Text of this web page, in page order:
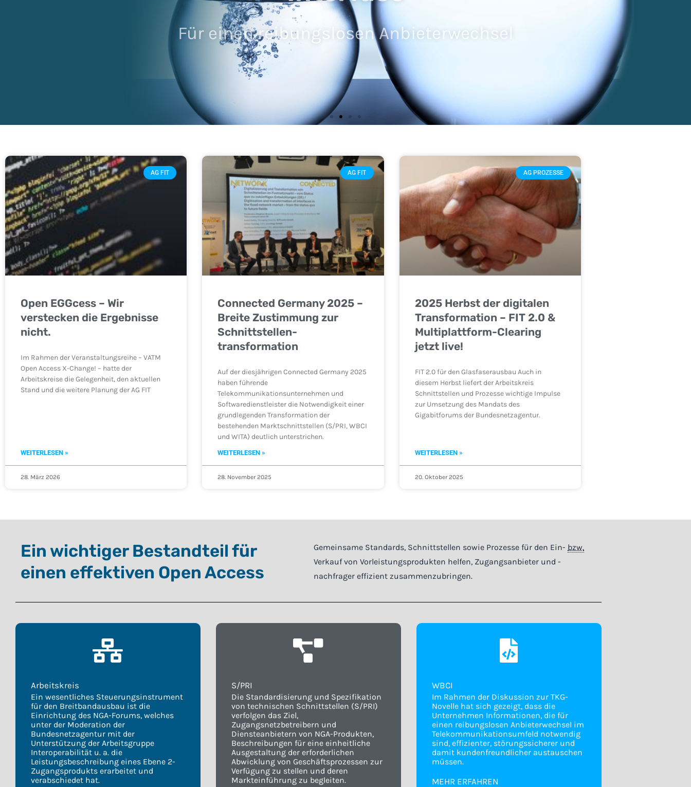
AG FIT
Open EGGcess – Wir
verstecken die Ergebnisse
nicht.
Im Rahmen der Veranstaltungsreihe – VATM
Open Access X-Change! – hatte der
Arbeitskreise die Gelegenheit, den aktuellen
Stand und die weitere Planung der AG FIT
WEITERLESEN »
28. März 2026
AG FIT
Connected Germany 2025 –
Breite Zustimmung zur
Schnittstellen-
transformation
Auf der diesjährigen Connected Germany 2025
haben führende
Telekommunikationsunternehmen und
Softwaredienstleister die Notwendigkeit einer
grundlegenden Transformation der
bestehenden Marktschnittstellen (S/PRI, WBCI
und WITA) deutlich unterstrichen.
WEITERLESEN »
28. November 2025
AG PROZESSE
2025 Herbst der digitalen
Transformation – FIT 2.0 &
Multiplattform-Clearing
jetzt live!
FIT 2.0 für den Glasfaserausbau Auch in
diesem Herbst liefert der Arbeitskreis
Schnittstellen und Prozesse wichtige Impulse
zur Umsetzung des Mandats des
Gigabitforums der Bundesnetzagentur.
WEITERLESEN »
20. Oktober 2025
Ein wichtiger Bestandteil für
einen effektiven Open Access
Gemeinsame Standards, Schnittstellen sowie Prozesse für den Ein- bzw.
Verkauf von Vorleistungsprodukten helfen, Zugangsanbieter und -
nachfrager effizient zusammenzubringen.
Arbeitskreis
Ein wesentliches Steuerungsinstrument
für den Breitbandausbau ist die
Einrichtung des NGA-Forums, welches
unter der Moderation der
Bundesnetzagentur mit der
Unterstützung der Arbeitsgruppe
Interoperabilität u. a. die
Leistungsbeschreibung eines Ebene 2-
Zugangsprodukts erarbeitet und
verabschiedet hat.
S/PRI
Die Standardisierung und Spezifikation
von technischen Schnittstellen (S/PRI)
verfolgen das Ziel,
Zugangsnetzbetreibern und
Diensteanbietern von NGA-Produkten,
Beschreibungen für eine einheitliche
Ausgestaltung der erforderlichen
Abwicklung von Geschäftsprozessen zur
Verfügung zu stellen und deren
Markteinführung zu begleiten.
WBCI
Im Rahmen der Diskussion zur TKG-
Novelle hat sich gezeigt, dass die
Unternehmen Informationen, die für
einen reibungslosen Anbieterwechsel im
Telekommunikationsumfeld notwendig
sind, effizienter, störungssicherer und
damit kundenfreundlicher austauschen
müssen.
MEHR ERFAHREN